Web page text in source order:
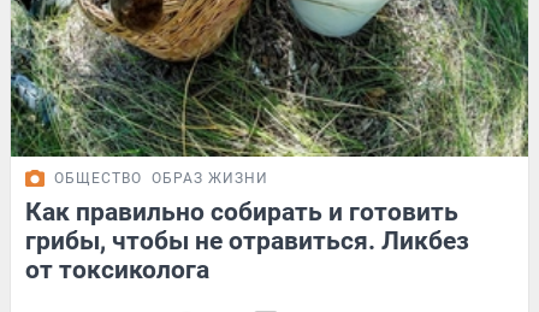
ОБЩЕСТВО ОБРАЗ ЖИЗНИ
Как правильно собирать и готовить
грибы, чтобы не отравиться. Ликбез
от токсиколога